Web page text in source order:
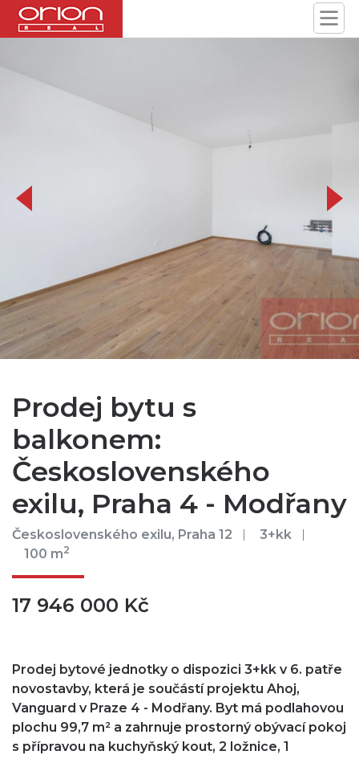
063-ahoj-271-social-2048px_x_q100__kr0.jpg
Prodej bytu s
balkonem:
Československého
exilu, Praha 4 - Modřany
Československého exilu, Praha 12
3+kk
100 m2
17 946 000 Kč
Prodej bytové jednotky o dispozici 3+kk v 6. patře
novostavby, která je součástí projektu Ahoj,
Vanguard v Praze 4 - Modřany. Byt má podlahovou
plochu 99,7 m² a zahrnuje prostorný obývací pokoj
s přípravou na kuchyňský kout, 2 ložnice, 1